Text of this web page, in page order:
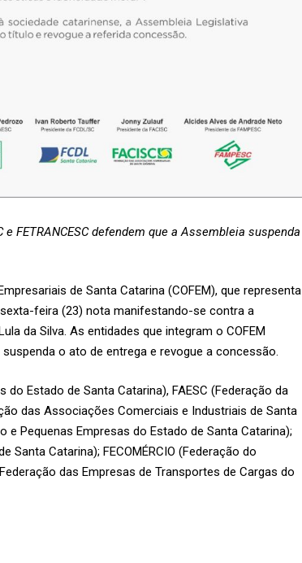
e FETRANCESC defendem que a Assembleia suspenda
de Santa Catarina (COFEM), que representa
feira (23) nota manifestando-se contra a
da Silva. As entidades que integram o COFEM
o ato de entrega e revogue a concessão.
do Estado de Santa Catarina), FAESC (Federação da
das Associações Comerciais e Industriais de Santa
e Pequenas Empresas do Estado de Santa Catarina);
Santa Catarina); FECOMÉRCIO (Federação do
das Empresas de Transportes de Cargas do